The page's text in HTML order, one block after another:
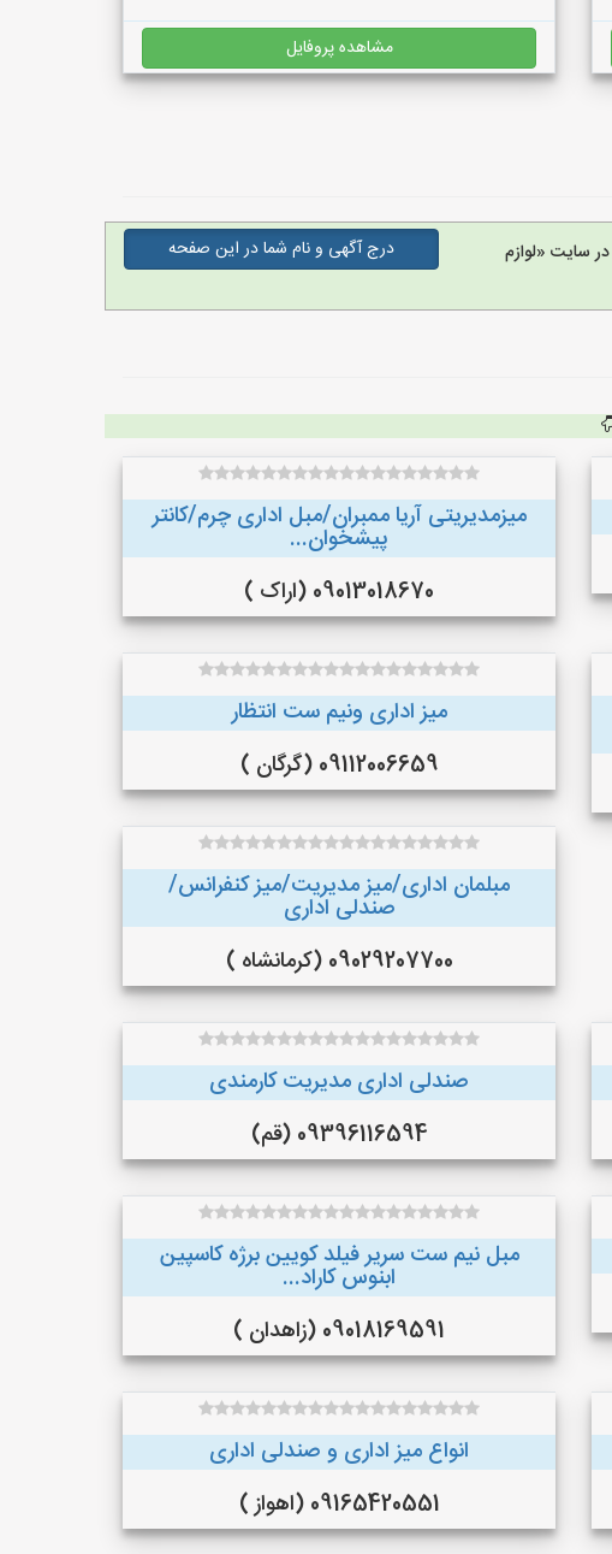
مشاهده پروفایل
در سایت «لوازم
درج آگهی و نام شما در این صفحه
میزمدیریتی آریا ممبران/مبل اداری چرم/کانتر
پیشخوان...
09013018670 (اراک )
میز اداری ونیم ست انتظار
09112006659 (گرگان )
مبلمان اداری/میز مدیریت/میز کنفرانس/
صندلی اداری
09029207700 (کرمانشاه )
صندلی اداری مدیریت کارمندی
09396116594 (قم)
مبل نیم ست سریر فیلد کویین برژه کاسپین
ابنوس کاراد...
09018169591 (زاهدان )
انواع میز اداری و صندلی اداری
09165420551 (اهواز )